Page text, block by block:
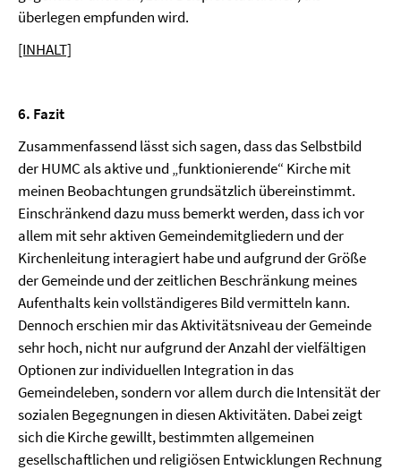
überlegen empfunden wird.
[INHALT]
6. Fazit
Zusammenfassend lässt sich sagen, dass das Selbstbild
der HUMC als aktive und „funktionierende“ Kirche mit
meinen Beobachtungen grundsätzlich übereinstimmt.
Einschränkend dazu muss bemerkt werden, dass ich vor
allem mit sehr aktiven Gemeindemitgliedern und der
Kirchenleitung interagiert habe und aufgrund der Größe
der Gemeinde und der zeitlichen Beschränkung meines
Aufenthalts kein vollständigeres Bild vermitteln kann.
Dennoch erschien mir das Aktivitätsniveau der Gemeinde
sehr hoch, nicht nur aufgrund der Anzahl der vielfältigen
Optionen zur individuellen Integration in das
Gemeindeleben, sondern vor allem durch die Intensität der
sozialen Begegnungen in diesen Aktivitäten. Dabei zeigt
sich die Kirche gewillt, bestimmten allgemeinen
gesellschaftlichen und religiösen Entwicklungen Rechnung